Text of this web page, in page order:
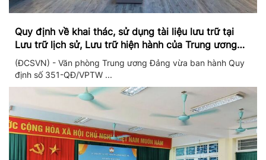
Quy định về khai thác, sử dụng tài liệu lưu trữ tại
Lưu trữ lịch sử, Lưu trữ hiện hành của Trung ương
Đảng và Văn phòng Trung ương Đảng
(ĐCSVN) - Văn phòng Trung ương Đảng vừa ban hành Quy
định số 351-QĐ/VPTW ...